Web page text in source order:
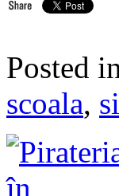
Posted in
scoala,